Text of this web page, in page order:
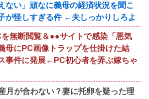
ない」頑なに義母の経済状況を聞こ
が怪しすぎる件 ←夫しっかりしろよ
無断閲覧＆●●サイトで感染「悪気
母にPC画像トラップを仕掛けた結
事件に発展←PC初心者を弄ぶ嫁ちゃ
月が合わない？妻に托卵を疑った理